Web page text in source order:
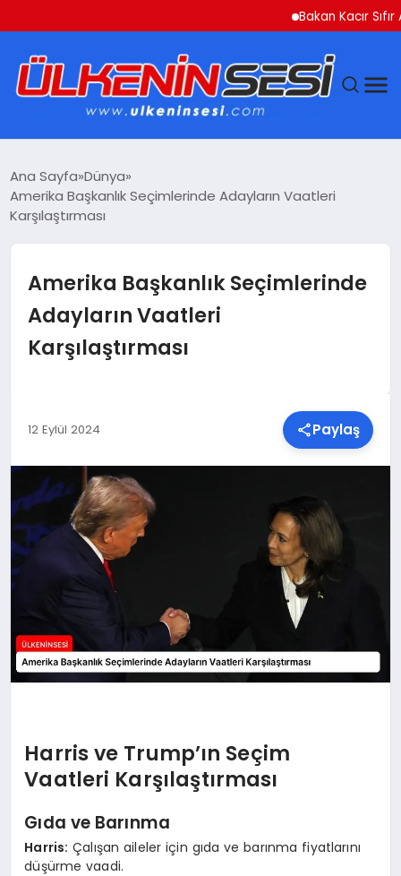
Bakan Kacır Sıfır
EKONOMI
SAĞLIK
SPOR
TEKNOLOJI
YAŞAM
MALATYA HABERLERI
Ana Sayfa Dünya
Amerika Başkanlık Seçimlerinde Adayların Vaatleri
Karşılaştırması
Amerika Başkanlık Seçimlerinde
Adayların Vaatleri
Karşılaştırması
12 Eylül 2024 Paylaş
Harris ve Trump’ın Seçim
Vaatleri Karşılaştırması
Gıda ve Barınma
Harris: Çalışan aileler için gıda ve barınma fiyatlarını
düşürme vaadi.